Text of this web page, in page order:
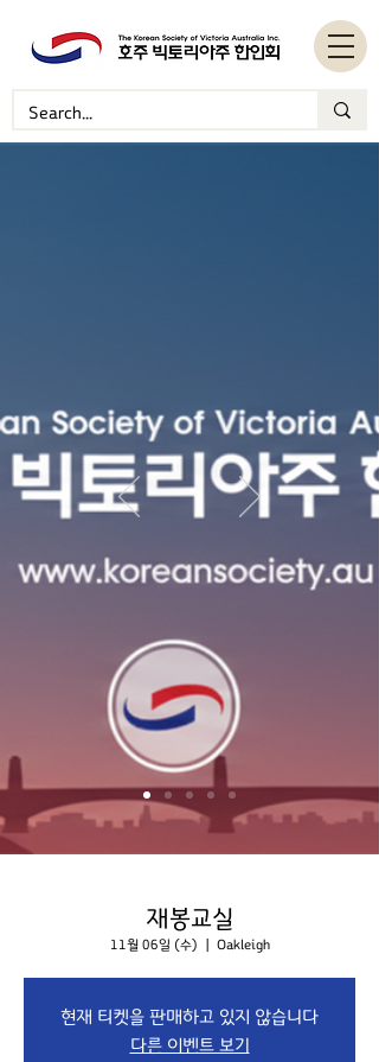
재봉교실
11월 06일 (수) Oakleigh
현재 티켓을 판매하고 있지 않습니다
다른 이벤트 보기